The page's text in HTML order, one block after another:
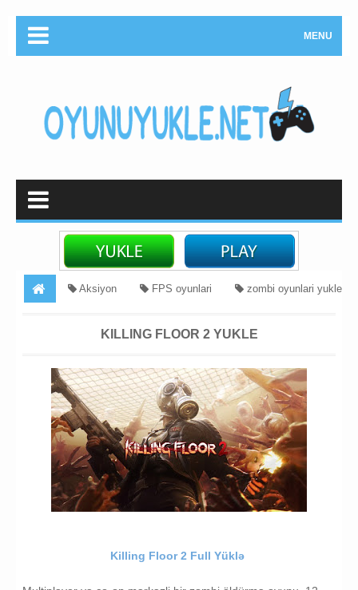
MENU
Aksiyon FPS oyunlari zombi oyunlari yukle
KILLING FLOOR 2 YUKLE
Killing Floor 2 Full Yüklə